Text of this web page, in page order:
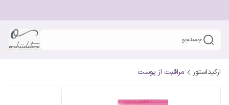
جستجو
ارکیداستور مراقبت از پوست